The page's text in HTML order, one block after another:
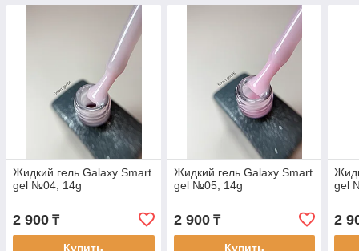
Жидкий гель Galaxy Smart
gel №04, 14g
2 900 ₸
Купить
Жидкий гель Galaxy Smart
gel №05, 14g
2 900₸
Купить
gel
2